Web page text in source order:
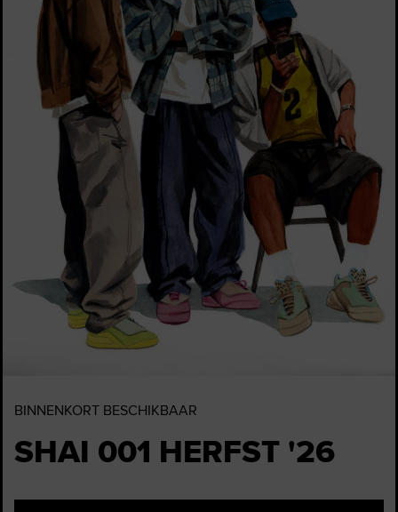
BINNENKORT BESCHIKBAAR
SHAI 001 HERFST '26